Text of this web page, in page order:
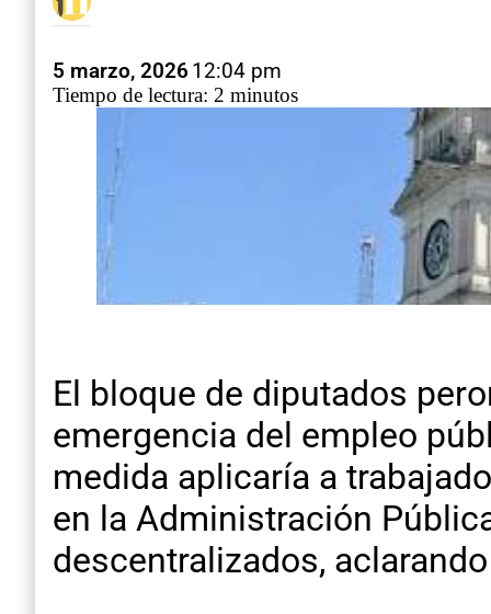
5 marzo, 202612:04 pm
Tiempo de lectura: 2 minutos
El bloque de diputados
emergencia del empleo
medida aplicaría a
en la Administración
descentralizados,